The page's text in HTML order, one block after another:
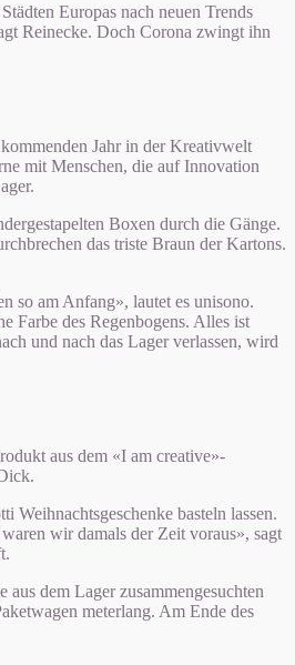
Europas nach neuen Trends
Reinecke. Doch Corona zwingt ihn
Jahr in der Kreativwelt
mit Menschen, die auf Innovation
Boxen durch die Gänge.
das triste Braun der Kartons.
so am Anfang», lautet es unisono.
Farbe des Regenbogens. Alles ist
und nach das Lager verlassen, wird
aus dem «I am creative»-
basteln lassen.
wir damals der Zeit voraus», sagt
dem Lager zusammengesuchten
meterlang. Am Ende des